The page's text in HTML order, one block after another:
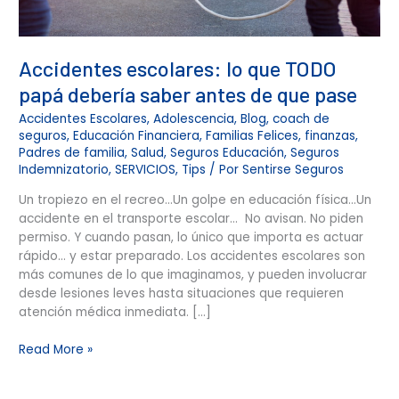
Accidentes escolares: lo que TODO
papá debería saber antes de que pase
Accidentes Escolares,Adolescencia,Blog,coach de
seguros,Educación Financiera,Familias Felices, finanzas,
Padres de familia,Salud,Seguros Educación,Seguros
Indemnizatorio,SERVICIOS, Tips / PorSentirse Seguros
Un tropiezo en el recreo…Un golpe en educación física…Un
accidente en el transporte escolar… No avisan. No piden
permiso. Y cuando pasan, lo único que importa es actuar
rápido… y estar preparado. Los accidentes escolares son
más comunes de lo que imaginamos, y pueden involucrar
desde lesiones leves hasta situaciones que requieren
atención médica inmediata. […]
pase
Read More »